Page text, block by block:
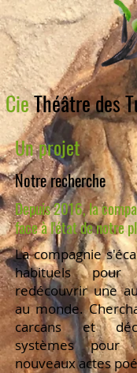
CieThéâtre des
Un projet
Notre recherche
Depuis 2016, la
face à l'état de notre
La compagnie
habituels pour
redécouvrir une
au monde.
carcans et
systèmes pour
nouveaux actes